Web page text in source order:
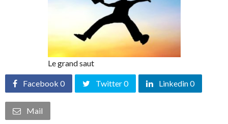
Le grand saut
Facebook 0 Twitter 0 Linkedin 0
Mail